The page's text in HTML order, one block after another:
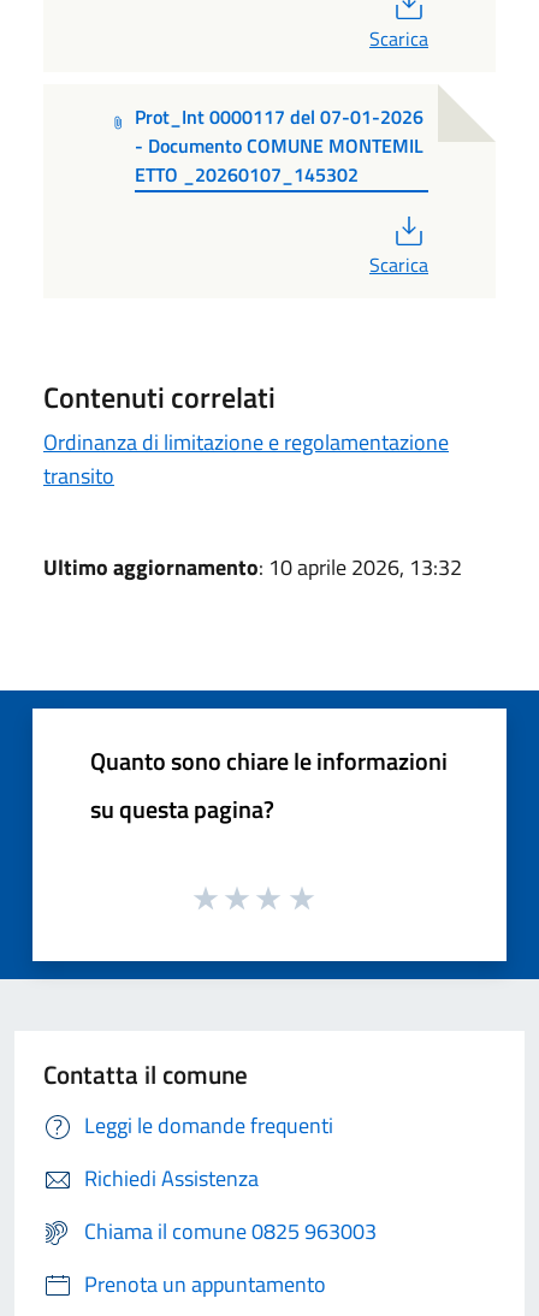
Scarica
Prot_Int 0000117 del 07-01-2026
- Documento COMUNE MONTEMIL
ETTO _20260107_145302
Scarica
Contenuti correlati
Ordinanza di limitazione e regolamentazione
transito
Ultimo aggiornamento: 10 aprile 2026, 13:32
Quanto sono chiare le informazioni
su questa pagina?
Contatta il comune
Leggi le domande frequenti
Richiedi Assistenza
Chiama il comune 0825 963003
Prenota un appuntamento